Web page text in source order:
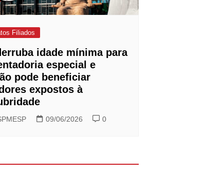
Filiados
idade mínima para
especial e
pode beneficiar
expostos à
09/06/2026 0